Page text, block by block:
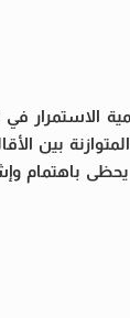
الاستمرار
بين
باهتمام